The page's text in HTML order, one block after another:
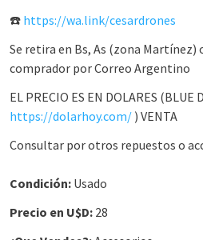
☎️ https://wa.link/cesardrones
Se retira en Bs, As (zona Martínez)
comprador por Correo Argentino
EL PRECIO ES EN DOLARES (BLUE
https://dolarhoy.com/ ) VENTA
Consultar por otros repuestos o
Condición: Usado
Precio en U$D: 28